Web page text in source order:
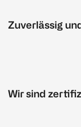
Zuverlässig
Wir sind